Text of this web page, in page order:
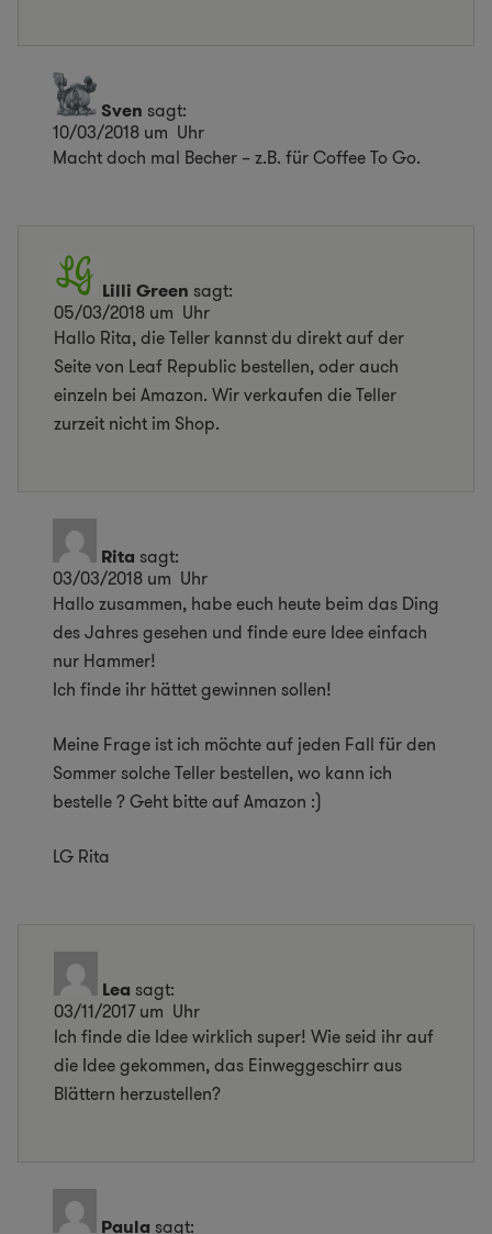
Sven sagt:
10/03/2018 um Uhr
Macht doch mal Becher – z.B. für Coffee To Go.
Lilli Green sagt:
05/03/2018 um Uhr
Hallo Rita, die Teller kannst du direkt auf der
Seite von Leaf Republic bestellen, oder auch
einzeln bei Amazon. Wir verkaufen die Teller
zurzeit nicht im Shop.
Rita sagt:
03/03/2018 um Uhr
Hallo zusammen, habe euch heute beim das Ding
des Jahres gesehen und finde eure Idee einfach
nur Hammer!
Ich finde ihr hättet gewinnen sollen!
Meine Frage ist ich möchte auf jeden Fall für den
Sommer solche Teller bestellen, wo kann ich
bestelle ? Geht bitte auf Amazon :)
LG Rita
Lea sagt:
03/11/2017 um Uhr
Ich finde die Idee wirklich super! Wie seid ihr auf
die Idee gekommen, das Einweggeschirr aus
Blättern herzustellen?
Paula sagt: